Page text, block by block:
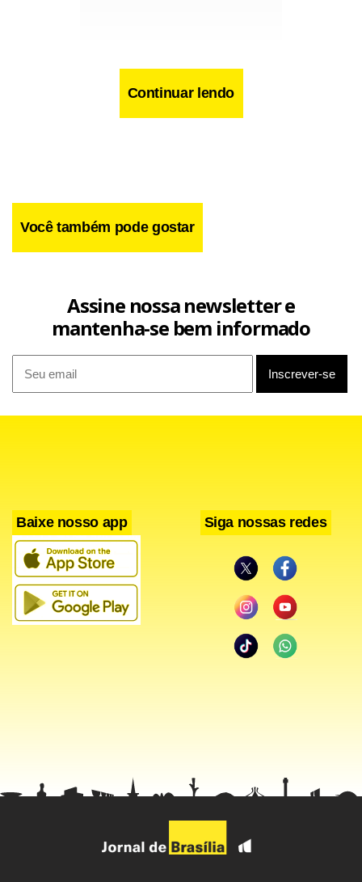
Facebook
WhatsApp
LinkedIn
Twitter
X Telegram
Share
Continuar lendo
Você também pode gostar
Assine nossa newsletter e
mantenha-se bem informado
Baixe nosso app Siga nossas redes